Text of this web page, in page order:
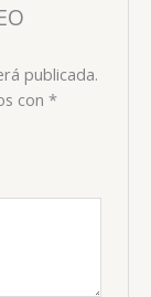
publicada.
con*